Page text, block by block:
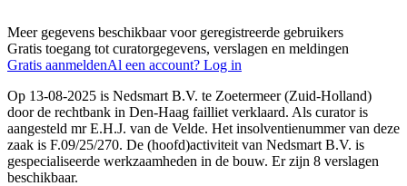
Meer gegevens beschikbaar voor geregistreerde gebruikers
Gratis toegang tot curatorgegevens, verslagen en meldingen
Gratis aanmeldenAl een account? Log in
Op 13-08-2025 is Nedsmart B.V. te Zoetermeer (Zuid-Holland)
door de rechtbank in Den-Haag failliet verklaard. Als curator is
aangesteld mr E.H.J. van de Velde. Het insolventienummer van deze
zaak is F.09/25/270. De (hoofd)activiteit van Nedsmart B.V. is
gespecialiseerde werkzaamheden in de bouw. Er zijn 8 verslagen
beschikbaar.